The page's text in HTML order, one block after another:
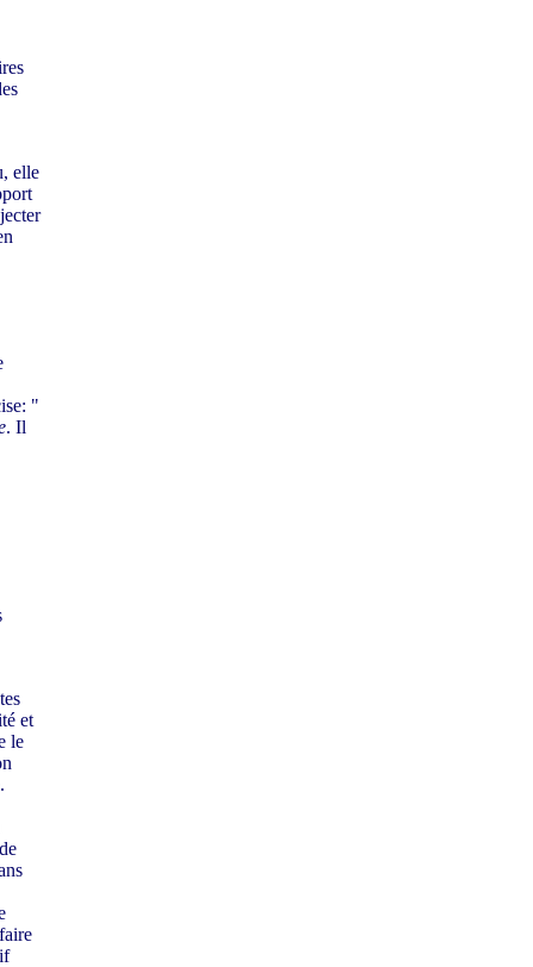
elle
"
. Il
et
le